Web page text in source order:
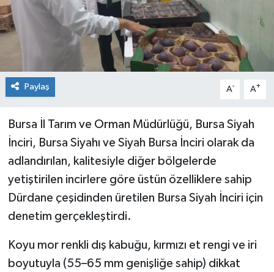
Paylaş A- A+
Bursa İl Tarım ve Orman Müdürlüğü, Bursa Siyah
İnciri, Bursa Siyahı ve Siyah Bursa İnciri olarak da
adlandırılan, kalitesiyle diğer bölgelerde
yetiştirilen incirlere göre üstün özelliklere sahip
Dürdane çeşidinden üretilen Bursa Siyah İnciri için
denetim gerçekleştirdi.
Koyu mor renkli dış kabuğu, kırmızı et rengi ve iri
boyutuyla (55–65 mm genişliğe sahip) dikkat
Spor
Teknoloji
Türkiye